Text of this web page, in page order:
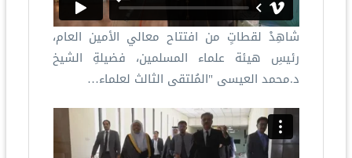
شاهِدْ لقطاتٍ من افتتاح معالي الأمين العام،
رئيسِ هيئة علماء المسلمين، فضيلةِ الشيخ
د.محمد العيسى "المُلتقى الثالث لعلماء…